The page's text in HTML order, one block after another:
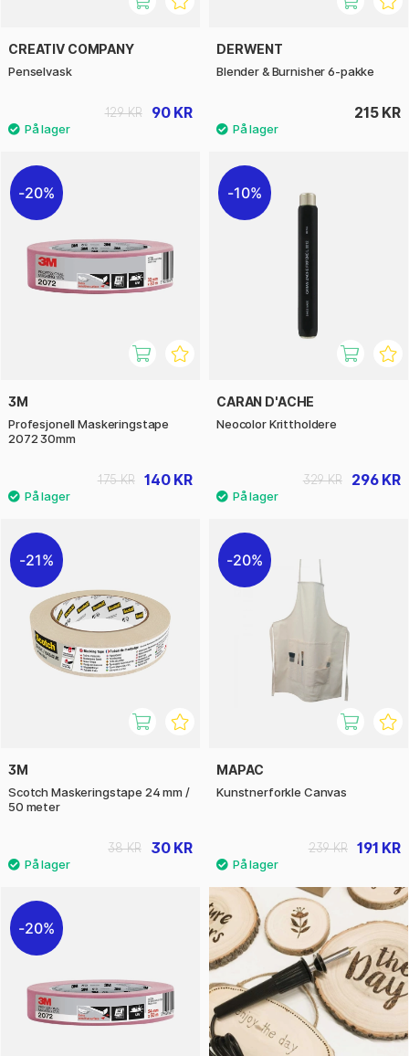
CREATIV COMPANY
Penselvask
90 KR
129 KR
DERWENT
Blender & Burnisher 6-pakke
215 KR
20%
3M
Profesjonell Maskeringstape
2072 30mm
140 KR
175 KR
10%
CARAN D'ACHE
Neocolor Krittholdere
296 KR
329 KR
21%
3M
Scotch Maskeringstape 24 mm /
50 meter
30 KR
38 KR
20%
MAPAC
Kunstnerforkle Canvas
191 KR
239 KR
20%